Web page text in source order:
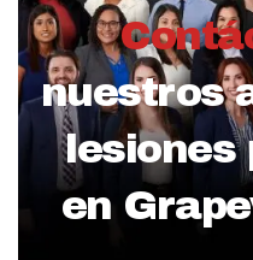
nuestros
lesiones
en